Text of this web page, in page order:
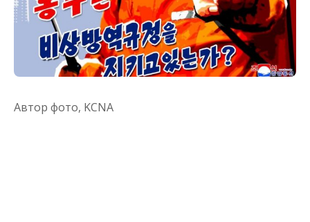
Автор фото, KCNA